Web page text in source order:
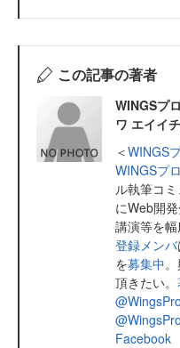
この記事の著者
WINGSプ
ワ エイイチ
＜WINGS
WINGSプ
ル執筆コ
にWeb開
講演等を
登録メンバ
を募集中
頂きたい。
Facebook